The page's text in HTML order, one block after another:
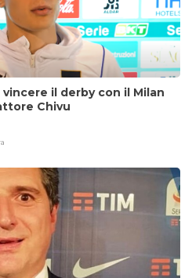
vincere il derby con il Milan
Chivu